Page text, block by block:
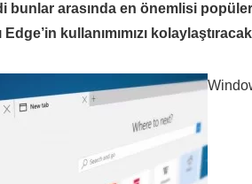
bunlar arasında en önemlisi
Edge’in kullanımımızı